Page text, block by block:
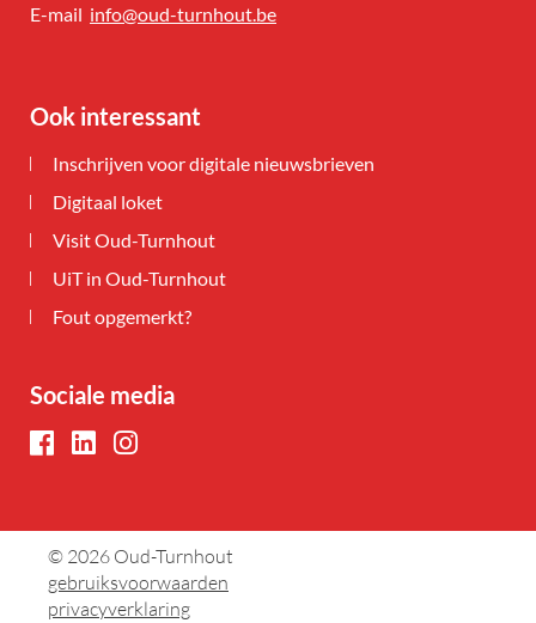
E-
info@oud-turnhout.be
Ook interessant
Inschrijven voor digitale nieuwsbrieven
Digitaal loket
Visit Oud-Turnhout
UiT in Oud-Turnhout
Fout opgemerkt?
Sociale media
© 2026 Oud-Turnhout
gebruiksvoorwaarden
privacyverklaring